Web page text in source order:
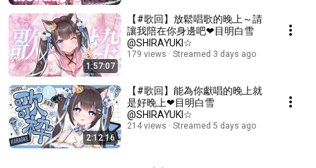
1:57:07
【#歌回】放鬆唱歌的晚上～請
讓我陪在你身邊吧❤目明白雪
@SHIRAYUKI☆
179 views Streamed 3 days ago
2:12:16
【#歌回】能為你獻唱的晚上就
是好晚上❤目明白雪
@SHIRAYUKI☆
214 views Streamed 5 days ago